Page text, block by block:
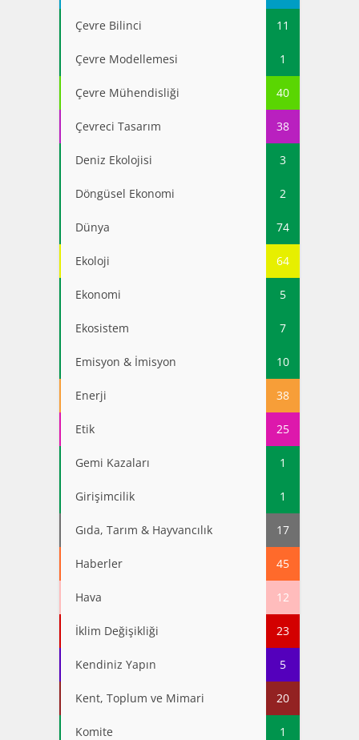
Çevre Bilinci 11
Çevre Modellemesi 1
Çevre Mühendisliği 40
Çevreci Tasarım 38
Deniz Ekolojisi 3
Döngüsel Ekonomi 2
Dünya 74
Ekoloji 64
Ekonomi 5
Ekosistem 7
Emisyon & İmisyon 10
Enerji 38
Etik 25
Gemi Kazaları 1
Girişimcilik 1
Gıda, Tarım & Hayvancılık 17
Haberler 45
Hava 12
İklim Değişikliği 23
Kendiniz Yapın 5
Kent, Toplum ve Mimari 20
Komite 1